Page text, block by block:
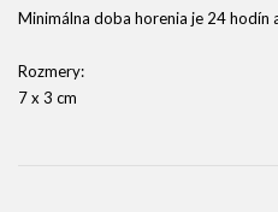
Minimálna doba horenia je 24 hodín
Rozmery:
7 x 3 cm